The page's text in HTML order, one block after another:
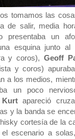
tomamos las
de salir, media
presentaba un
esquina junto al
y coros), Geoff
y coros)
a los medios,
un poco
Kurtapareció
y la banda se
cortesía de la
escenario a solas,